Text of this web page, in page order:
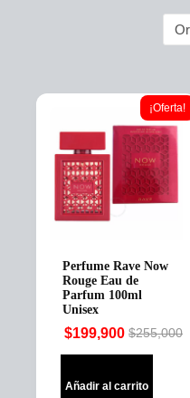
¡Oferta!
Perfume Rave Now
Rouge Eau de
Parfum 100ml
Unisex
$255,000
Original
was:
$199,900
Current
is:
Añadir al carrito